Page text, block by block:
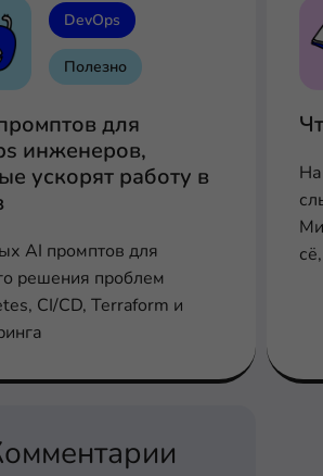
DevOps
Полезно
для
инженеров,
ускорят работу в
AI промптов для
решения проблем
CI/CD, Terraform и